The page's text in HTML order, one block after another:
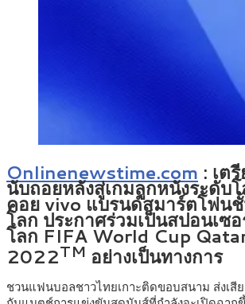
Onlinenewstime.com : เต
นับถอยหลังสู่เกมลูกหนังระดับ
คอย vivo แบรนด์สมาร์ตโฟน
โลก ประกาศร่วมเป็นสปอนเซ
โลก FIFA World Cup
2022TM อย่างเป็นทางการ
ชวนแฟนบอลชาวไทยเกาะติดขอบสนาม ส่งเสี